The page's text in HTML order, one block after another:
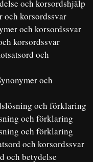
och korsordshjälp
och korsordssvar
och korsordssvar
korsordssvar
och
och
och förklaring
och förklaring
och förklaring
och korsordssvar
och betydelse